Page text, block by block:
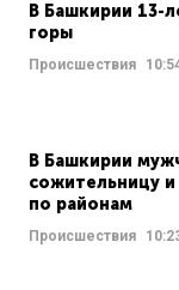
В Башкирии 13-
горы
Происшествия
В Башкирии
сожительницу и
по районам
Происшествия